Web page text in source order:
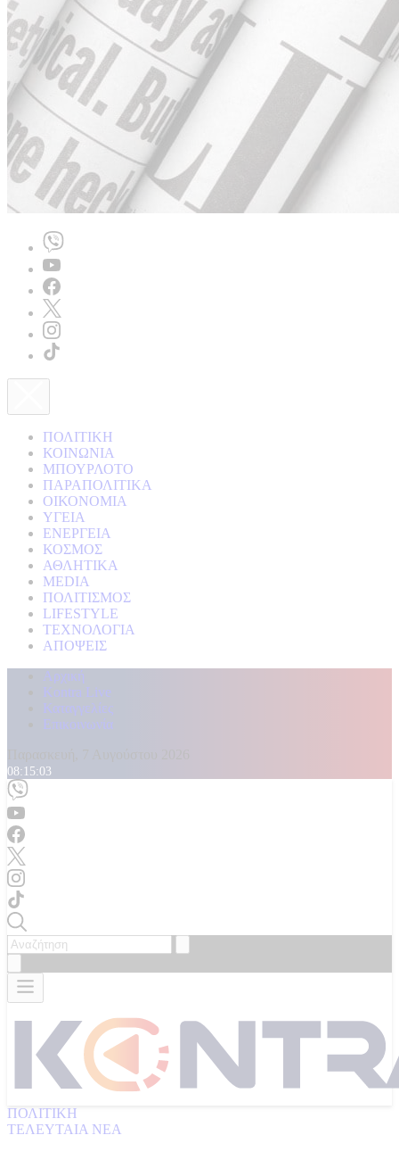
ΠΟΛΙΤΙΚΗ
ΚΟΙΝΩΝΙΑ
ΜΠΟΥΡΛΟΤΟ
ΠΑΡΑΠΟΛΙΤΙΚΑ
ΟΙΚΟΝΟΜΙΑ
ΥΓΕΙΑ
ΕΝΕΡΓΕΙΑ
ΚΟΣΜΟΣ
ΑΘΛΗΤΙΚΑ
MEDIA
ΠΟΛΙΤΙΣΜΟΣ
LIFESTYLE
ΤΕΧΝΟΛΟΓΙΑ
ΑΠΟΨΕΙΣ
Αρχική
Kontra Live
Καταγγελίες
Επικοινωνία
08:15:04
ΠΟΛΙΤΙΚΗ
ΤΕΛΕΥΤΑΙΑ ΝΕΑ